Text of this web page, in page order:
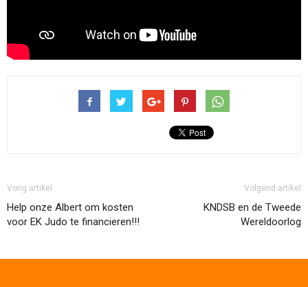
Vorig artikel
Help onze Albert om kosten
voor EK Judo te financieren!!!
Volgend artikel
KNDSB en de Tweede
Wereldoorlog